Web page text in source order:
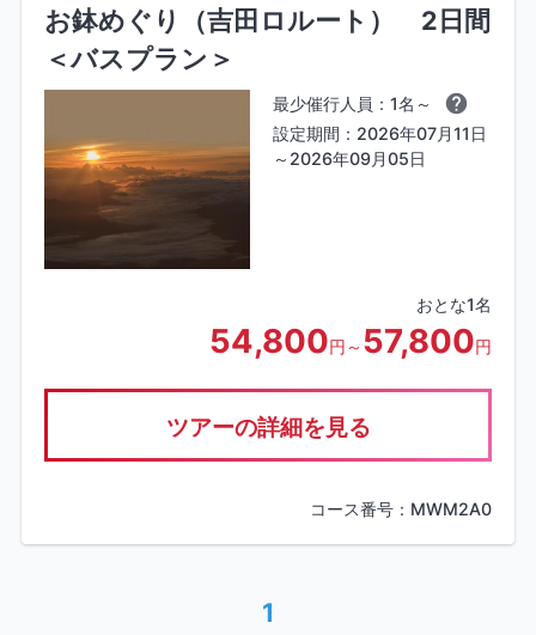
お鉢めぐり（吉田ロルート） 2日間
＜バスプラン＞
最少催行人員：1名～
設定期間：2026年07月11日
～2026年09月05日
おとな1名
54,800円～ 57,800円
ツアーの詳細を見る
コース番号：MWM2A0
1